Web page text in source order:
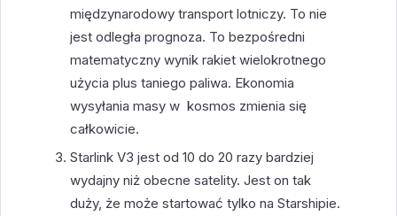
międzynarodowy transport lotniczy. To nie
jest odległa prognoza. To bezpośredni
matematyczny wynik rakiet wielokrotnego
użycia plus taniego paliwa. Ekonomia
wysyłania masy w kosmos zmienia się
całkowicie.
Starlink V3 jest od 10 do 20 razy bardziej
wydajny niż obecne satelity. Jest on tak
duży, że może startować tylko na Starshipie.